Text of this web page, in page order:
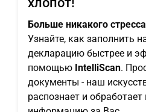
Больше никакого
Узнайте, как заполнить
декларацию быстрее и
помощью IntelliScan.
документы - наш
распознает и